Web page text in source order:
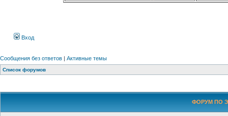
Вход
Сообщения без ответов | Активные темы
Список форумов
ФОРУМ ПО